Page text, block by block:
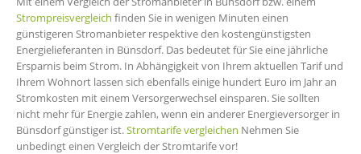
Strompreisvergleich finden Sie in wenigen Minuten einen
günstigeren Stromanbieter respektive den kostengünstigsten
Energielieferanten in Bünsdorf. Das bedeutet für Sie eine jährliche
Ersparnis beim Strom. In Abhängigkeit von Ihrem aktuellen Tarif und
Ihrem Wohnort lassen sich ebenfalls einige hundert Euro im Jahr an
Stromkosten mit einem Versorgerwechsel einsparen. Sie sollten
nicht mehr für Energie zahlen, wenn ein anderer Energieversorger in
Bünsdorf günstiger ist.Stromtarife vergleichen Nehmen Sie
unbedingt einen Vergleich der Stromtarife vor!